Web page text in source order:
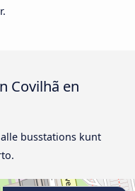
Covilhã en
busstations kunt